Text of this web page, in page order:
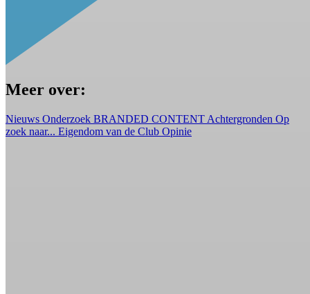
Meer over:
Nieuws Onderzoek BRANDED CONTENT Achtergronden Op
zoek naar... Eigendom van de Club Opinie